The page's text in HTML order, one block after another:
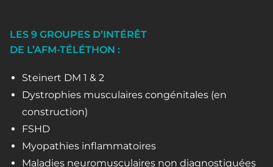
LES 9 GROUPES D’INTÉRÊT
DE L’AFM-TÉLÉTHON :
Steinert DM 1 & 2
Dystrophies musculaires congénitales (en
construction)
FSHD
Myopathies inflammatoires
Maladies neuromusculaires non diagnostiquées